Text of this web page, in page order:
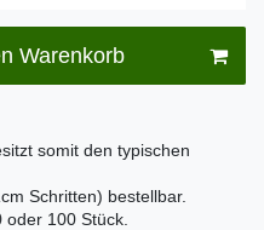
Warenkorb
somit den typischen
Schritten) bestellbar.
100 Stück.